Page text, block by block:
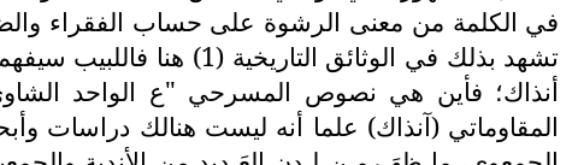
في الكلمة من معنى الرشوة على حساب الفقراء
تشهد بذلك في الوثائق
أنذاك؛ فأين هي نصوص المسرحي "ع الواحد
المقاوماتي (آنذاك) علما أنه ليست هنالك دراسات